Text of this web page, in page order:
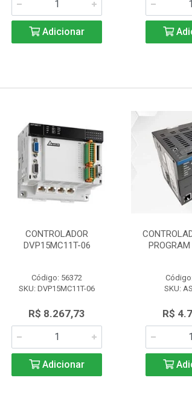
Adicionar
CONTROLADOR
DVP15MC11T-06
Código: 56372
SKU: DVP15MC11T-06
R$ 8.267,73
Adicionar
SKU:
R$